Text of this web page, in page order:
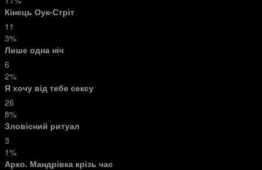
Кінець Оук-Стріт
11
3%
Лише одна ніч
6
2%
Я хочу від тебе сексу
26
8%
Зловісний ритуал
3
1%
Арко. Мандрівка крізь час